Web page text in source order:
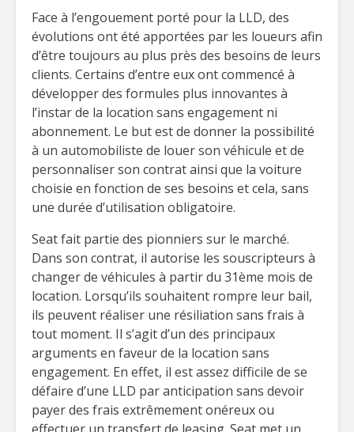
Face à l’engouement porté pour la LLD, des
évolutions ont été apportées par les loueurs afin
d’être toujours au plus près des besoins de leurs
clients. Certains d’entre eux ont commencé à
développer des formules plus innovantes à
l’instar de la location sans engagement ni
abonnement. Le but est de donner la possibilité
à un automobiliste de louer son véhicule et de
personnaliser son contrat ainsi que la voiture
choisie en fonction de ses besoins et cela, sans
une durée d’utilisation obligatoire.
Seat fait partie des pionniers sur le marché.
Dans son contrat, il autorise les souscripteurs à
changer de véhicules à partir du 31ème mois de
location. Lorsqu’ils souhaitent rompre leur bail,
ils peuvent réaliser une résiliation sans frais à
tout moment. Il s’agit d’un des principaux
arguments en faveur de la location sans
engagement. En effet, il est assez difficile de se
défaire d’une LLD par anticipation sans devoir
payer des frais extrêmement onéreux ou